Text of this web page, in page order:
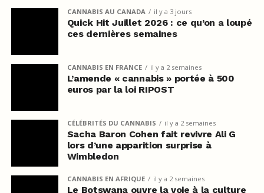
CANNABIS AU CANADA il y a 3 jours
Quick Hit Juillet 2026 : ce qu’on a loupé
ces dernières semaines
CANNABIS EN FRANCE il y a 2 semaines
L’amende « cannabis » portée à 500
euros par la loi RIPOST
CÉLÉBRITÉS DU CANNABIS il y a 2 semaines
Sacha Baron Cohen fait revivre Ali G
lors d’une apparition surprise à
Wimbledon
CANNABIS EN AFRIQUE il y a 2 semaines
Le Botswana ouvre la voie à la culture